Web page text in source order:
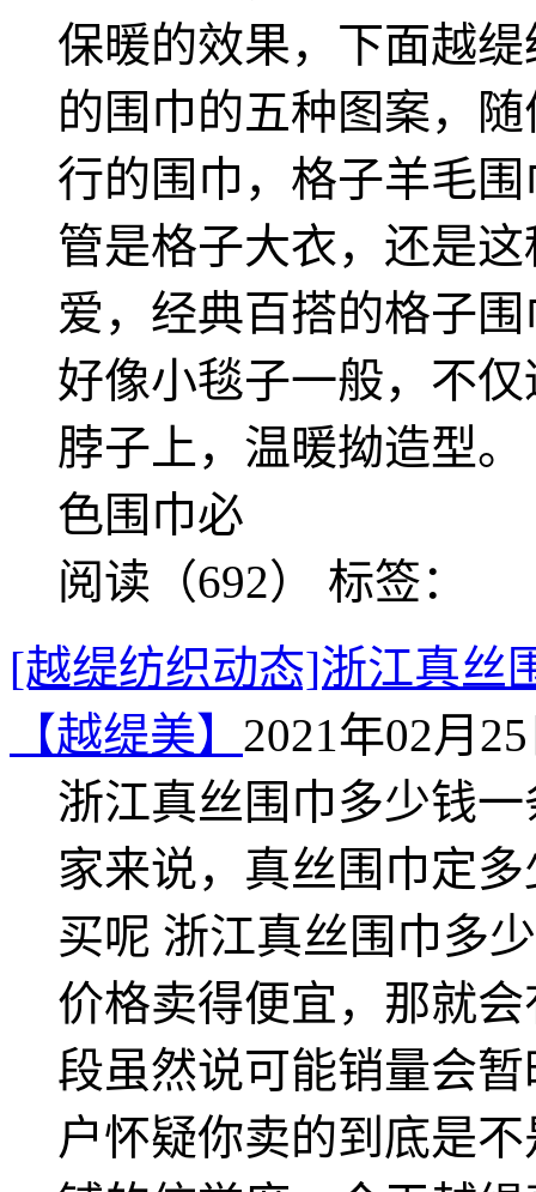
保暖的效果，下面越
的围巾的五种图案，
行的围巾，格子羊毛
管是格子大衣，还是
爱，经典百搭的格子
好像小毯子一般，不
脖子上，温暖拗造型
色围巾必
阅读（692） 标签：
[越缇纺织动态]浙江真丝
【越缇美】 2021年02月
浙江真丝围巾多少钱
家来说，真丝围巾定
买呢 浙江真丝围巾多
价格卖得便宜，那就
段虽然说可能销量会
户怀疑你卖的到底是